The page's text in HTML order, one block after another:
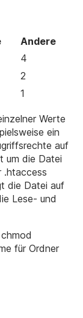
Andere
4
2
1
Werte
ein
auf
um die Datei
.htaccess
die Datei auf
Lese- und
für Ordner